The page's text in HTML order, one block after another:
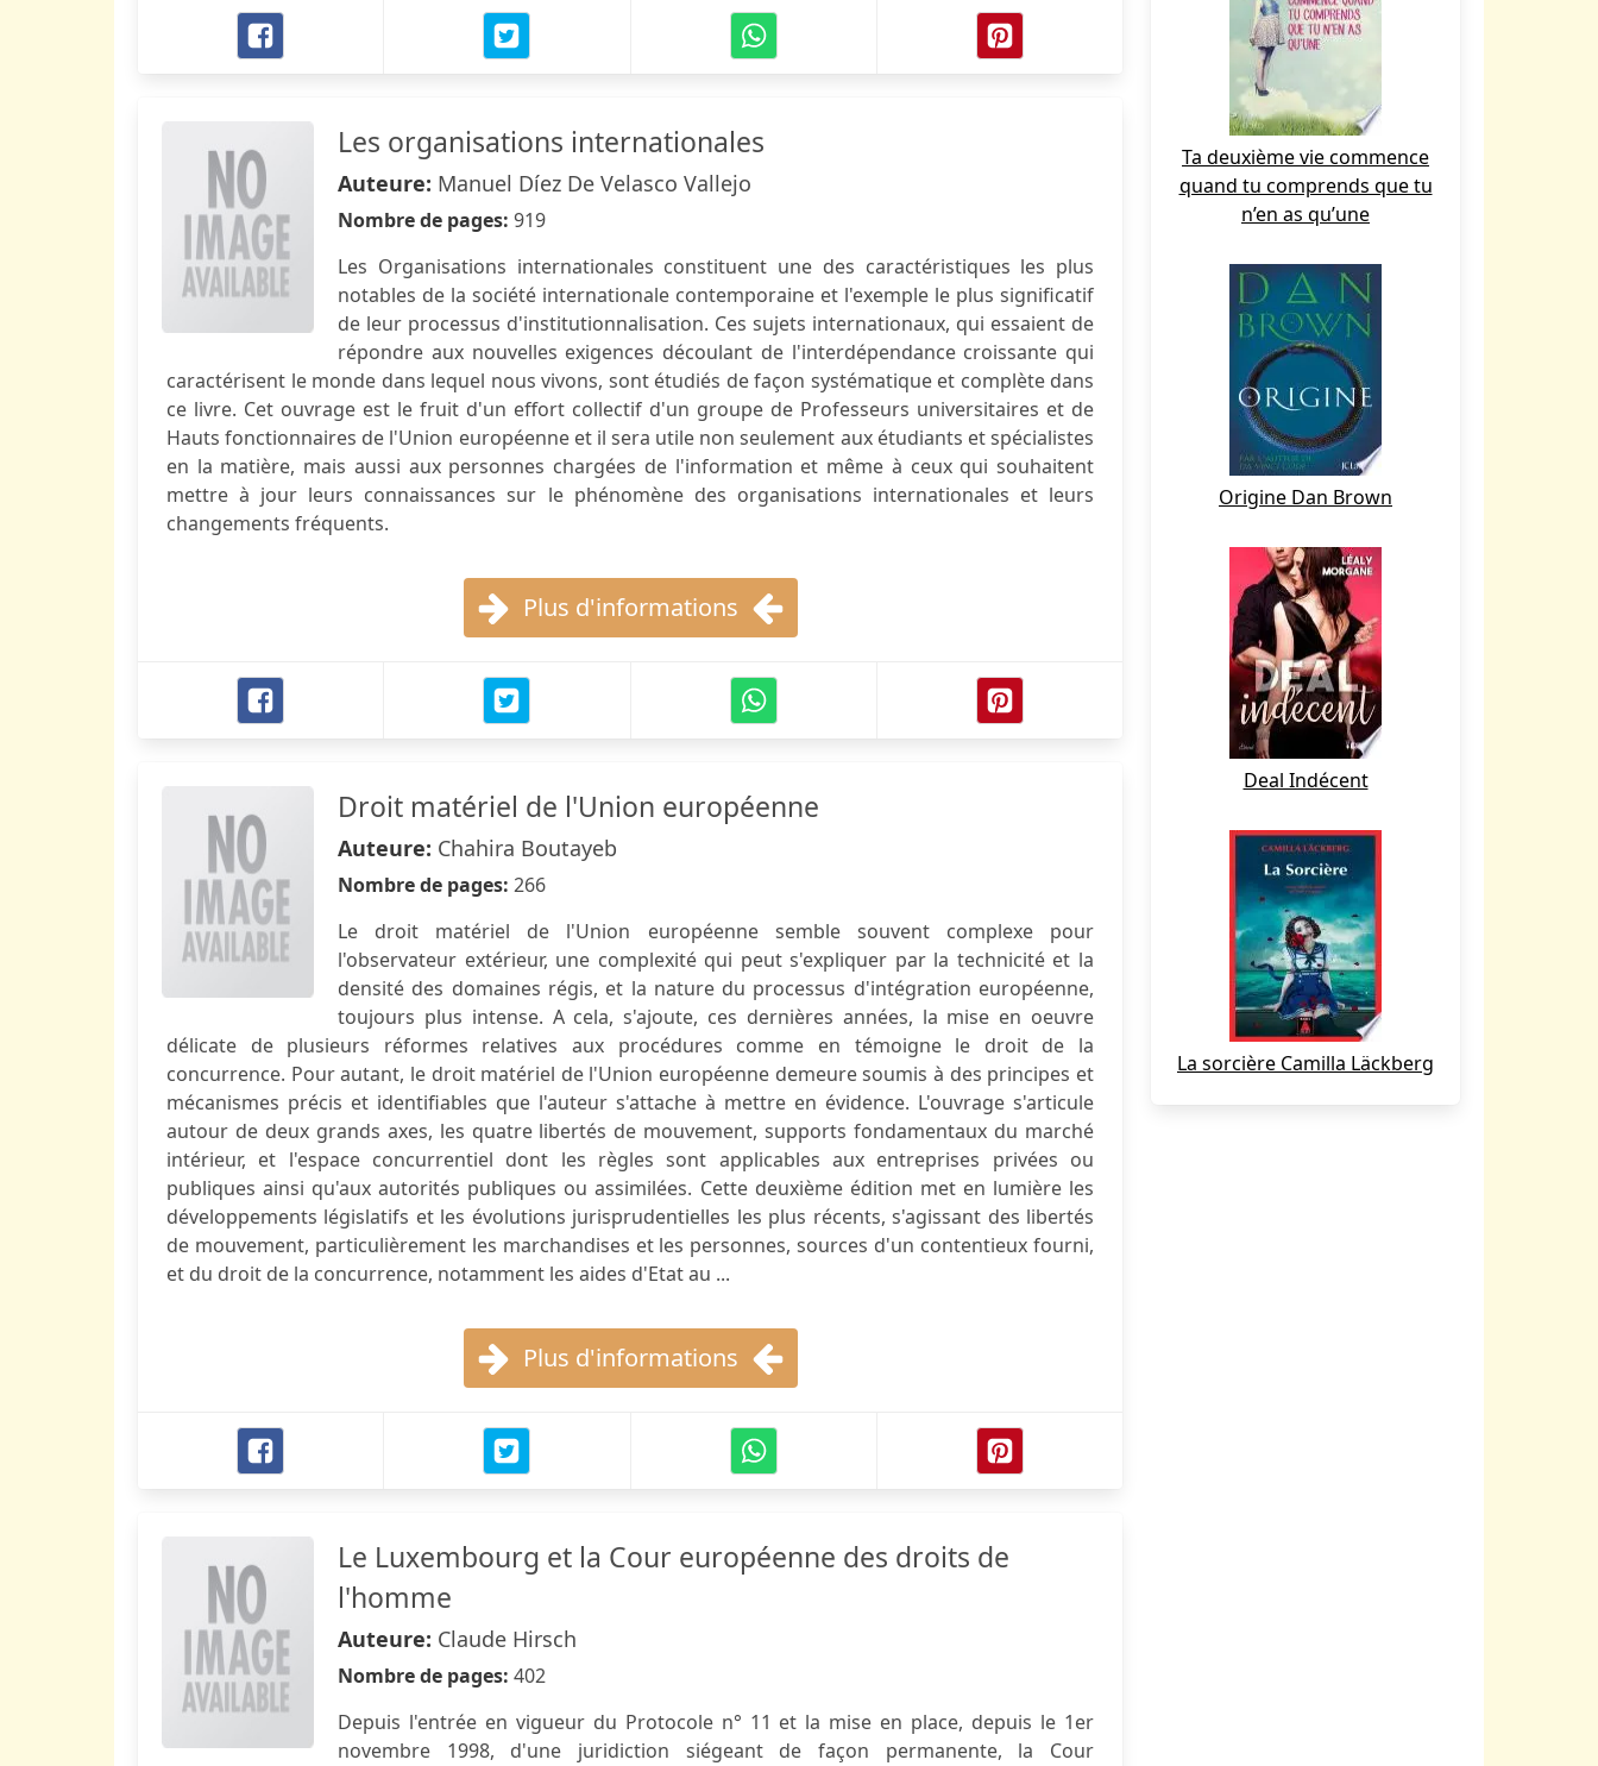
Les organisations internationales
Auteure: Manuel Díez De Velasco Vallejo
Nombre de pages: 919
Les Organisations internationales constituent une des caractéristiques les plus
notables de la société internationale contemporaine et l'exemple le plus significatif
de leur processus d'institutionnalisation. Ces sujets internationaux, qui essaient de
répondre aux nouvelles exigences découlant de l'interdépendance croissante qui
caractérisent le monde dans lequel nous vivons, sont étudiés de façon systématique et complète dans
ce livre. Cet ouvrage est le fruit d'un effort collectif d'un groupe de Professeurs universitaires et de
Hauts fonctionnaires de l'Union européenne et il sera utile non seulement aux étudiants et spécialistes
en la matière, mais aussi aux personnes chargées de l'information et même à ceux qui souhaitent
mettre à jour leurs connaissances sur le phénomène des organisations internationales et leurs
changements fréquents.
Plus d'informations
Droit matériel de l'Union européenne
Auteure: Chahira Boutayeb
Nombre de pages: 266
Le droit matériel de l'Union européenne semble souvent complexe pour
l'observateur extérieur, une complexité qui peut s'expliquer par la technicité et la
densité des domaines régis, et la nature du processus d'intégration européenne,
toujours plus intense. A cela, s'ajoute, ces dernières années, la mise en oeuvre
délicate de plusieurs réformes relatives aux procédures comme en témoigne le droit de la
concurrence. Pour autant, le droit matériel de l'Union européenne demeure soumis à des principes et
mécanismes précis et identifiables que l'auteur s'attache à mettre en évidence. L'ouvrage s'articule
autour de deux grands axes, les quatre libertés de mouvement, supports fondamentaux du marché
intérieur, et l'espace concurrentiel dont les règles sont applicables aux entreprises privées ou
publiques ainsi qu'aux autorités publiques ou assimilées. Cette deuxième édition met en lumière les
développements législatifs et les évolutions jurisprudentielles les plus récents, s'agissant des libertés
de mouvement, particulièrement les marchandises et les personnes, sources d'un contentieux fourni,
et du droit de la concurrence, notamment les aides d'Etat au ...
Plus d'informations
Le Luxembourg et la Cour européenne des droits de
l'homme
Auteure: Claude Hirsch
Nombre de pages: 402
Depuis l'entrée en vigueur du Protocole n° 11 et la mise en place, depuis le 1er
novembre 1998, d'une juridiction siégeant de façon permanente, la Cour
Ta deuxième vie commence
quand tu comprends que tu
n’en as qu’une
Origine Dan Brown
Deal Indécent
La sorcière Camilla Läckberg